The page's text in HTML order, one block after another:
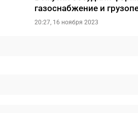
газоснабжение и
20:27, 16 ноября 2023